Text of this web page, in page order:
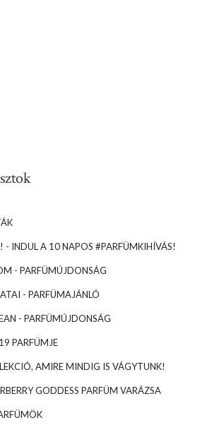
- INDUL A 10 NAPOS #PARFÜMKIHÍVÁS!
- PARFÜMÚJDONSÁG
- PARFÜMAJÁNLÓ
- PARFÜMÚJDONSÁG
PARFÜMJE
AMIRE MINDIG IS VÁGYTUNK!
GODDESS PARFÜM VARÁZSA